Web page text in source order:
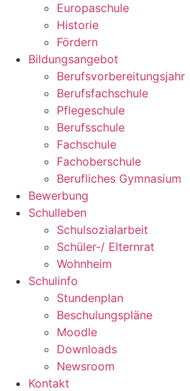
Europaschule
Historie
Fördern
Bildungsangebot
Berufsvorbereitungsjahr
Berufsfachschule
Pflegeschule
Berufsschule
Fachschule
Fachoberschule
Berufliches Gymnasium
Bewerbung
Schulleben
Schulsozialarbeit
Schüler-/ Elternrat
Wohnheim
Schulinfo
Stundenplan
Beschulungspläne
Moodle
Downloads
Newsroom
Kontakt